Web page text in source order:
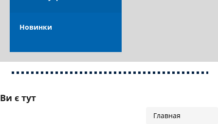
Новинки
Ви є тут
Главная